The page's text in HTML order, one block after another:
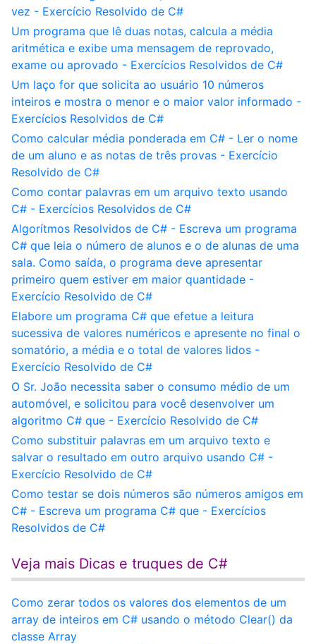
vez - Exercício Resolvido de C#
Um programa que lê duas notas, calcula a média
aritmética e exibe uma mensagem de reprovado,
exame ou aprovado - Exercícios Resolvidos de C#
Um laço for que solicita ao usuário 10 números
inteiros e mostra o menor e o maior valor informado -
Exercícios Resolvidos de C#
Como calcular média ponderada em C# - Ler o nome
de um aluno e as notas de três provas - Exercício
Resolvido de C#
Como contar palavras em um arquivo texto usando
C# - Exercícios Resolvidos de C#
Algorítmos Resolvidos de C# - Escreva um programa
C# que leia o número de alunos e o de alunas de uma
sala. Como saída, o programa deve apresentar
primeiro quem estiver em maior quantidade -
Exercício Resolvido de C#
Elabore um programa C# que efetue a leitura
sucessiva de valores numéricos e apresente no final o
somatório, a média e o total de valores lidos -
Exercício Resolvido de C#
O Sr. João necessita saber o consumo médio de um
automóvel, e solicitou para você desenvolver um
algoritmo C# que - Exercício Resolvido de C#
Como substituir palavras em um arquivo texto e
salvar o resultado em outro arquivo usando C# -
Exercício Resolvido de C#
Como testar se dois números são números amigos em
C# - Escreva um programa C# que - Exercícios
Resolvidos de C#
Veja mais Dicas e truques de C#
Como zerar todos os valores dos elementos de um
array de inteiros em C# usando o método Clear() da
classe Array